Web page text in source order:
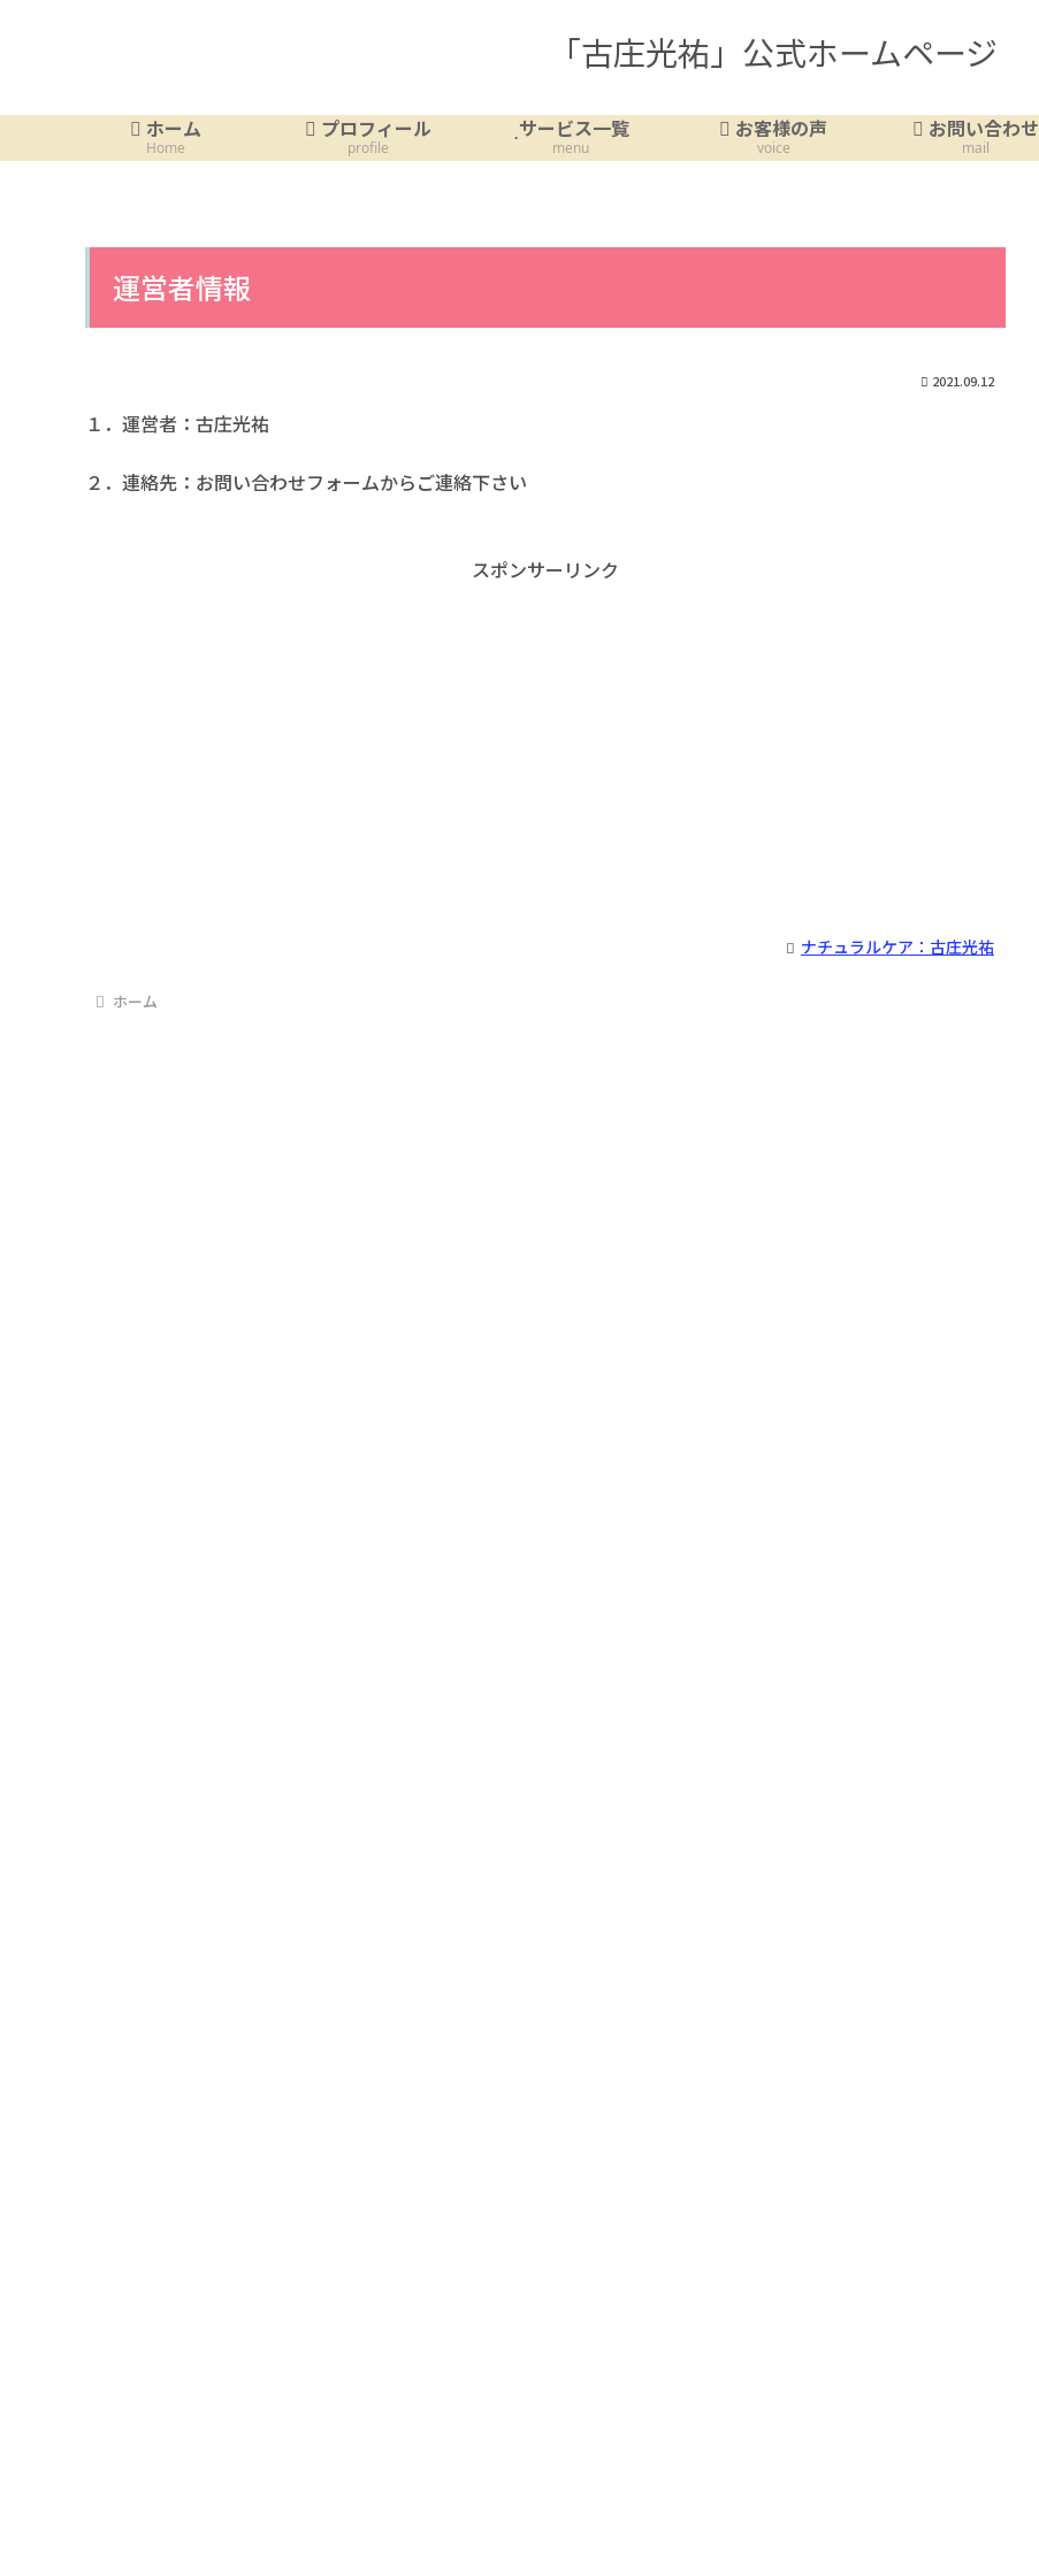
「古庄光祐」公式ホームページ
ホーム
Home
プロフィール
profile
サービス一覧
menu
お客様の声
voice
お問い合わせ
mail
運営者情報
2021.09.12
１．運営者：古庄光祐
２．連絡先：お問い合わせフォームからご連絡下さい
スポンサーリンク
ナチュラルケア：古庄光祐
ホーム